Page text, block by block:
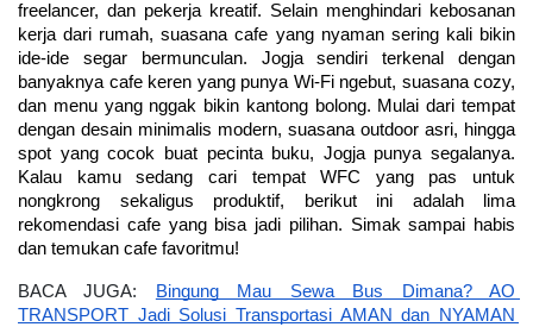
freelancer, dan pekerja kreatif. Selain menghindari kebosanan
kerja dari rumah, suasana cafe yang nyaman sering kali bikin
ide-ide segar bermunculan. Jogja sendiri terkenal dengan
banyaknya cafe keren yang punya Wi-Fi ngebut, suasana cozy,
dan menu yang nggak bikin kantong bolong. Mulai dari tempat
dengan desain minimalis modern, suasana outdoor asri, hingga
spot yang cocok buat pecinta buku, Jogja punya segalanya.
Kalau kamu sedang cari tempat WFC yang pas untuk
nongkrong sekaligus produktif, berikut ini adalah lima
rekomendasi cafe yang bisa jadi pilihan. Simak sampai habis
dan temukan cafe favoritmu!
BACA JUGA:
Bingung Mau Sewa Bus Dimana? AO
TRANSPORT Jadi Solusi Transportasi AMAN dan NYAMAN